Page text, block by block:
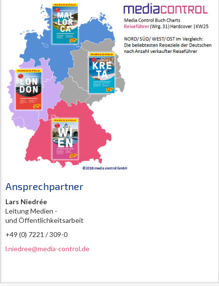
Ansprechpartner
Lars Niedrée
Leitung Medien -
und Öffentlichkeitsarbeit
+49 (0) 7221 / 309-0
l.niedree@media-control.de